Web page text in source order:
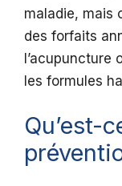
maladie, mais
des forfaits
l’acupuncture
les formules
Qu’est-